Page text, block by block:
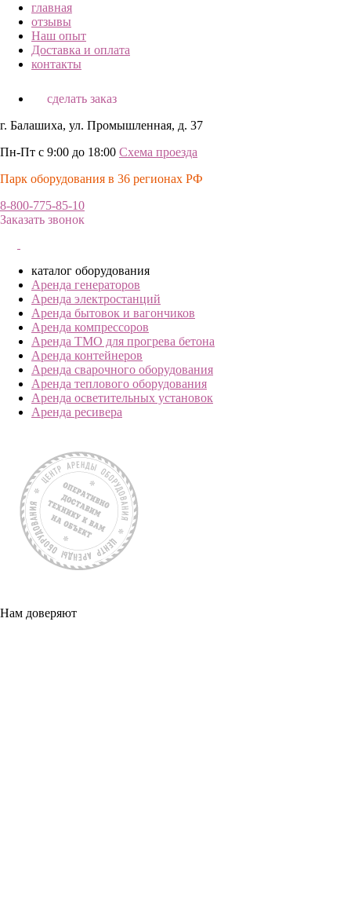
главная
отзывы
Наш опыт
Доставка и оплата
контакты
сделать заказ
г. Балашиха, ул. Промышленная, д. 37
Пн-Пт с 9:00 до 18:00 Схема проезда
Парк оборудования в 36 регионах РФ
8-800-775-85-10
Заказать звонок
каталог оборудования
Аренда генераторов
Аренда электростанций
Аренда бытовок и вагончиков
Аренда компрессоров
Аренда ТМО для прогрева бетона
Аренда контейнеров
Аренда сварочного оборудования
Аренда теплового оборудования
Аренда осветительных установок
Аренда ресивера
Нам доверяют